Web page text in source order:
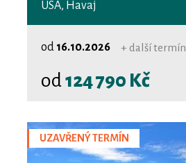
USA, Havaj
od 16.10.2026 + další termín
od124 790 Kč
UZAVŘENÝ TERMÍN